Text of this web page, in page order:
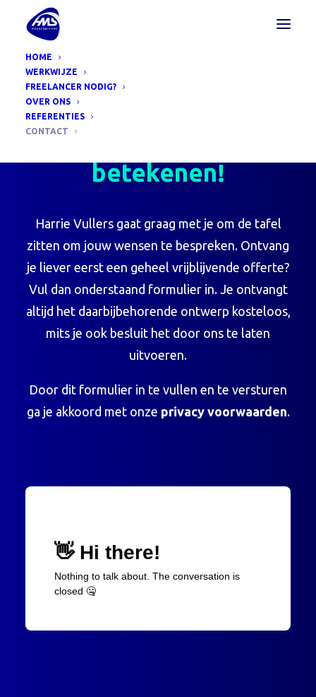
HOME
WERKWIJZE
FREELANCER NODIG?
OVER ONS
REFERENTIES
CONTACT
Wat HMS Visual
Services voor jou kan
betekenen!
Harrie Vullers gaat graag met je om de tafel
zitten om jouw wensen te bespreken. Ontvang
je liever eerst een geheel vrijblijvende offerte?
Vul dan onderstaand formulier in. Je ontvangt
altijd het daarbijbehorende ontwerp kosteloos,
mits je ook besluit het door ons te laten
uitvoeren.
Door dit formulier in te vullen en te versturen
ga je akkoord met onze privacy voorwaarden.